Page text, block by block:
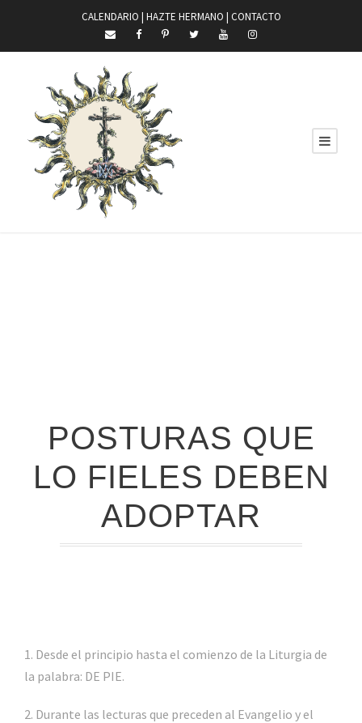
CALENDARIO | HAZTE HERMANO | CONTACTO
POSTURAS QUE
LO FIELES DEBEN
ADOPTAR
1. Desde el principio hasta el comienzo de la Liturgia de
la palabra: DE PIE.
2. Durante las lecturas que preceden al Evangelio y el